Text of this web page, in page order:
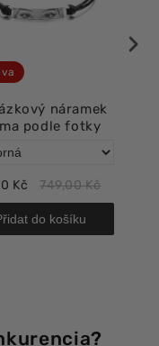
náramek
podle fotky
Kč 749,00 Kč
do košíku